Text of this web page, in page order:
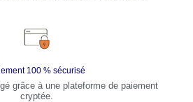
100 % sécurisé
grâce à une plateforme de paiement
cryptée.